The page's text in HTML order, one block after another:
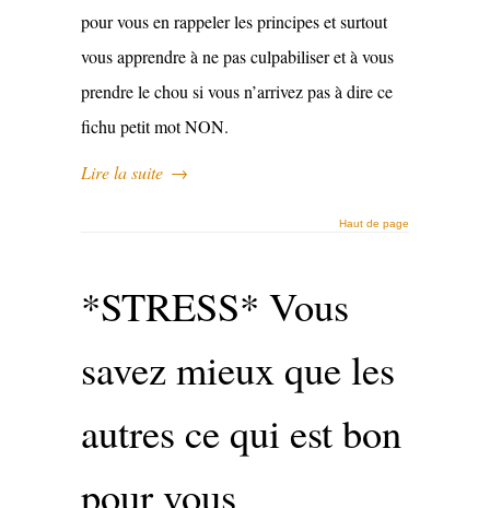
pour vous en rappeler les principes et surtout
vous apprendre à ne pas culpabiliser et à vous
prendre le chou si vous n’arrivez pas à dire ce
fichu petit mot NON.
Lire la suite →
Haut de page
*STRESS* Vous
savez mieux que les
autres ce qui est bon
pour vous